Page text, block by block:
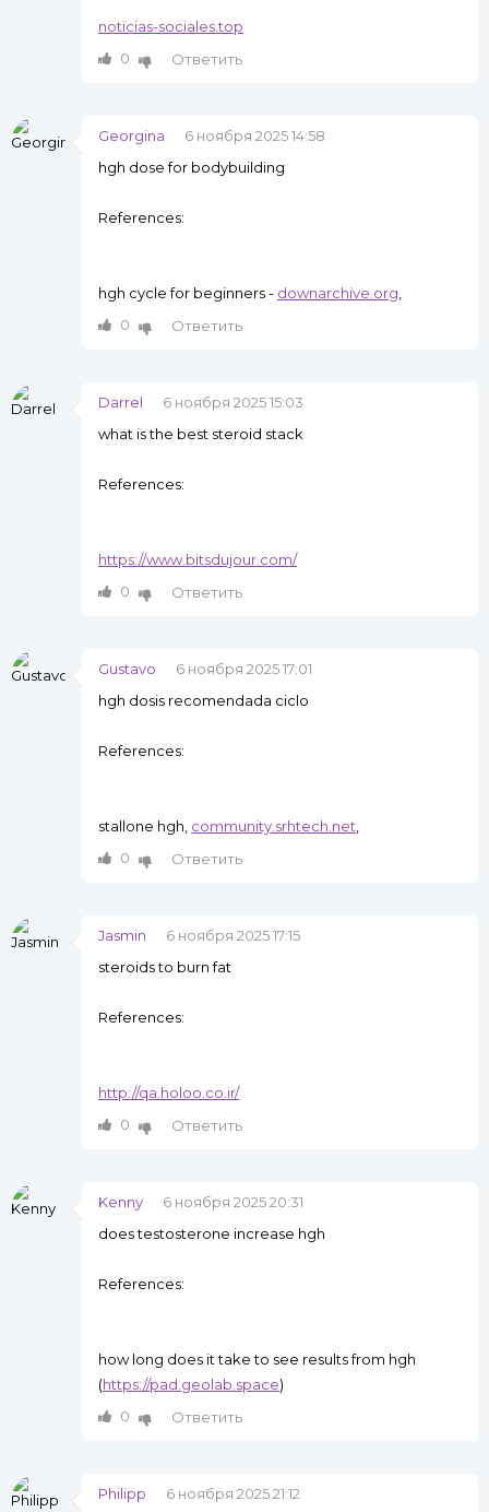
noticias-sociales.top
0
Ответить
Georgina
6 ноября 2025 14:58
hgh dose for bodybuilding
References:
hgh cycle for beginners - downarchive.org
0
Ответить
Darrel
6 ноября 2025 15:03
what is the best steroid stack
References:
https://www.bitsdujour.com/
0
Ответить
Gustavo
6 ноября 2025 17:01
hgh dosis recomendada ciclo
References:
stallone hgh, community.srhtech.net
0
Ответить
Jasmin
6 ноября 2025 17:15
steroids to burn fat
References:
http://qa.holoo.co.ir/
0
Ответить
Kenny
6 ноября 2025 20:31
does testosterone increase hgh
References:
how long does it take to see results from hgh
(https://pad.geolab.space)
0
Ответить
Philipp 6 ноября 2025 21:12